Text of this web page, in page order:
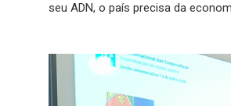
seu ADN, o país precisa da